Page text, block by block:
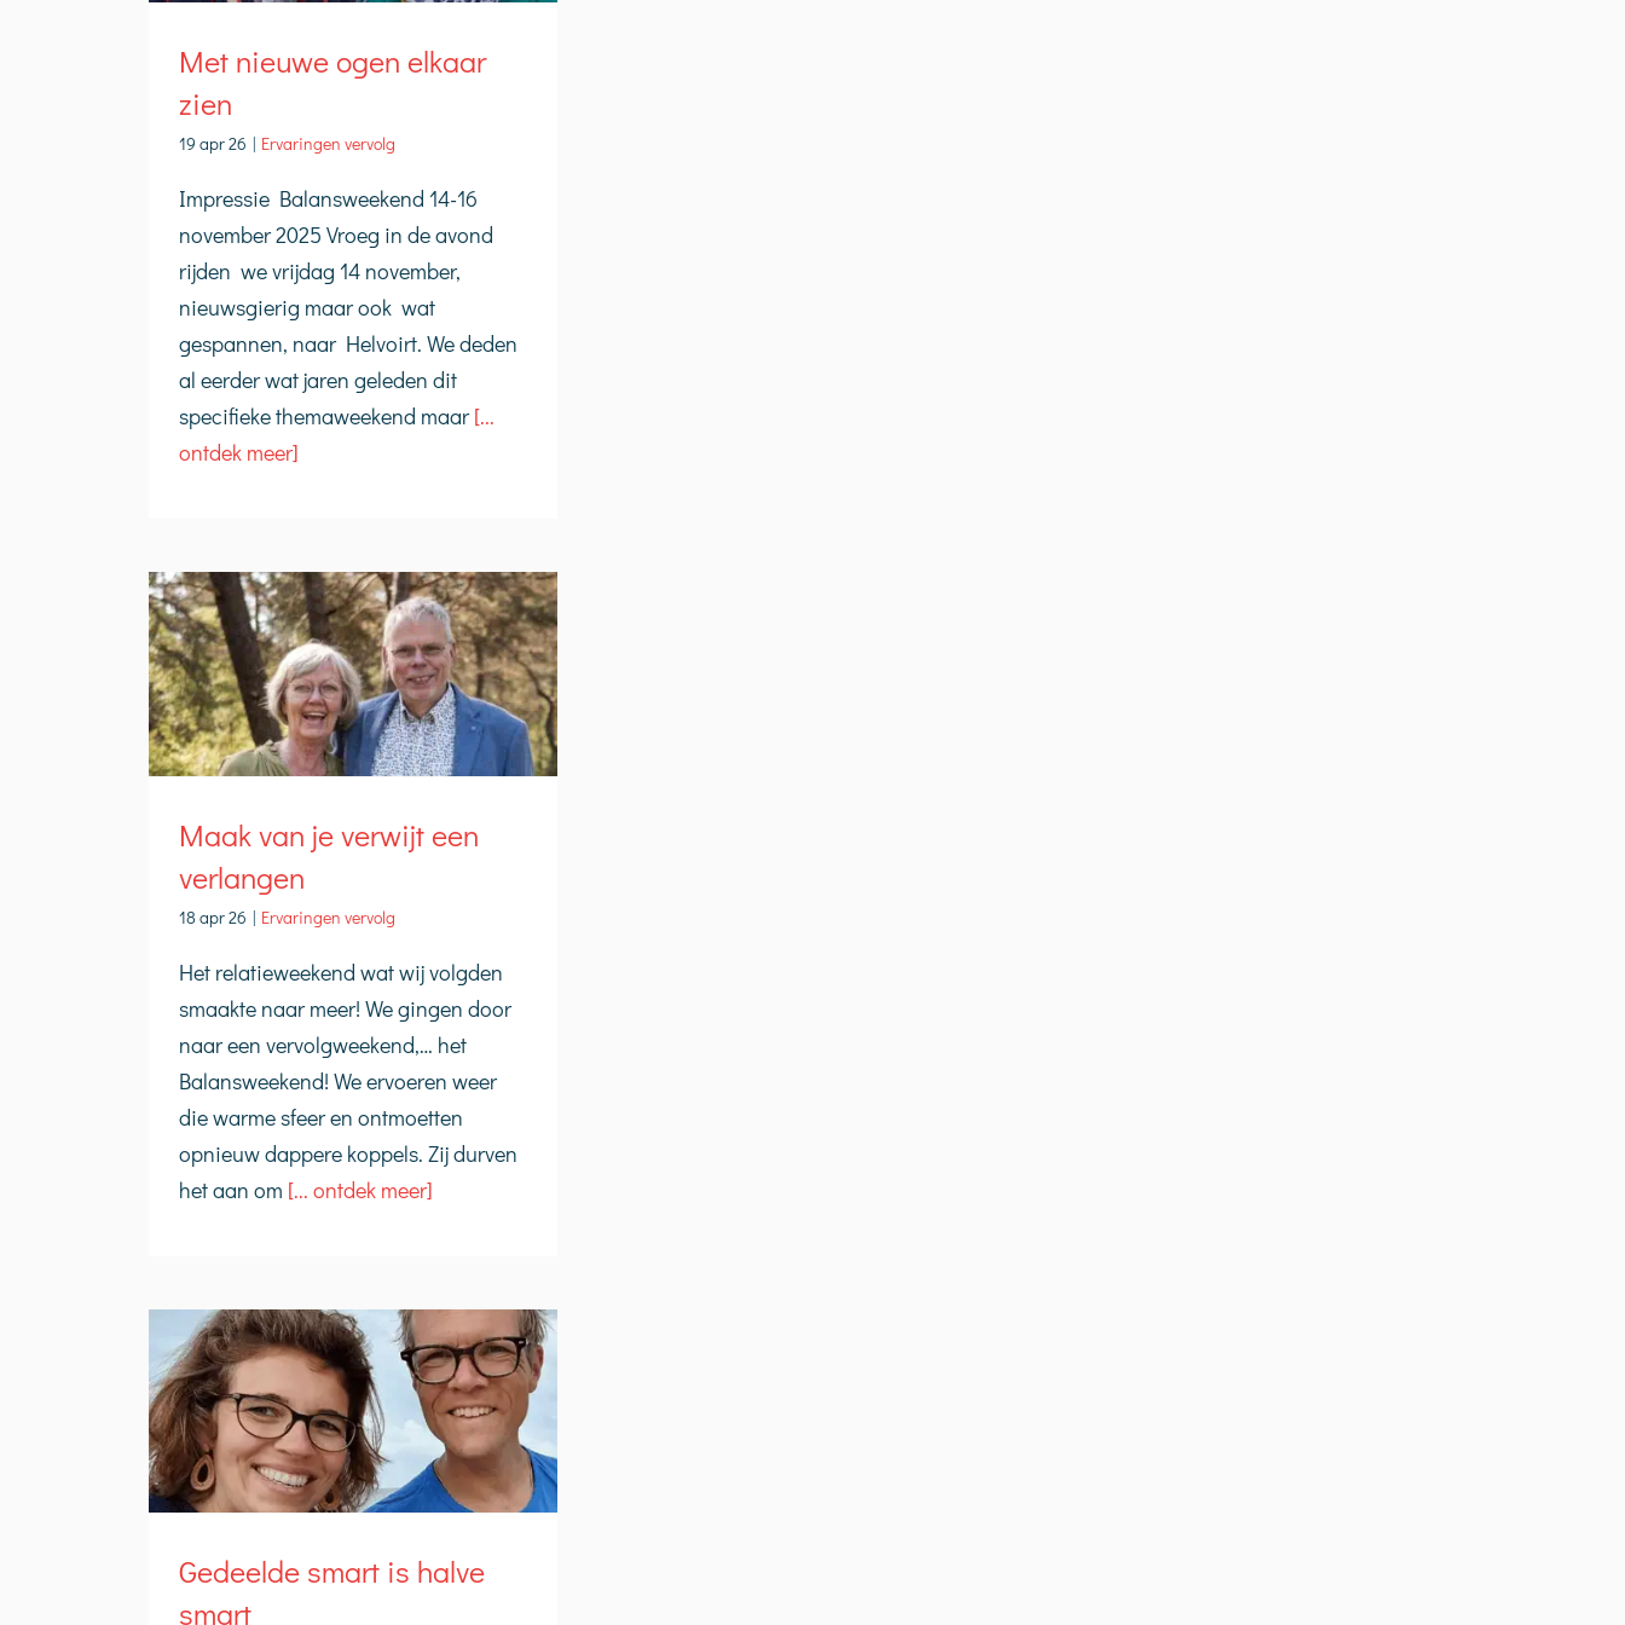
Met nieuwe ogen elkaar
zien
19 apr 26 | Ervaringen vervolg
Impressie Balansweekend 14-16
november 2025 Vroeg in de avond
rijden we vrijdag 14 november,
nieuwsgierig maar ook wat
gespannen, naar Helvoirt. We deden
al eerder wat jaren geleden dit
specifieke themaweekend maar[...
ontdek meer]
Maak van je verwijt een
verlangen
18 apr 26 | Ervaringen vervolg
Het relatieweekend wat wij volgden
smaakte naar meer! We gingen door
naar een vervolgweekend,… het
Balansweekend! We ervoeren weer
die warme sfeer en ontmoetten
opnieuw dappere koppels. Zij durven
het aan om [... ontdek meer]
Gedeelde smart is halve
smart